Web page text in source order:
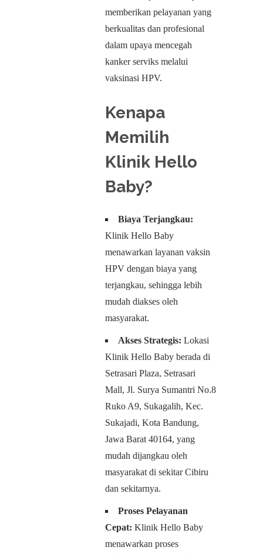
memberikan pelayanan yang
berkualitas dan profesional
dalam upaya mencegah
kanker serviks melalui
vaksinasi HPV.
Kenapa
Memilih
Klinik Hello
Baby?
Biaya Terjangkau:
Klinik Hello Baby
menawarkan layanan vaksin
HPV dengan biaya yang
terjangkau, sehingga lebih
mudah diakses oleh
masyarakat.
Akses Strategis: Lokasi
Klinik Hello Baby berada di
Setrasari Plaza, Setrasari
Mall, Jl. Surya Sumantri No.8
Ruko A9, Sukagalih, Kec.
Sukajadi, Kota Bandung,
Jawa Barat 40164, yang
mudah dijangkau oleh
masyarakat di sekitar Cibiru
dan sekitarnya.
Proses Pelayanan
Cepat: Klinik Hello Baby
menawarkan proses